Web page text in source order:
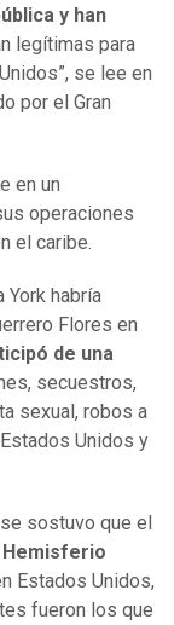
y han
legítimas para
se lee en
por el Gran
en un
operaciones
el caribe.
York habría
Flores en
de una
secuestros,
sexual, robos a
Unidos y
sostuvo que el
Estados Unidos,
fueron los que